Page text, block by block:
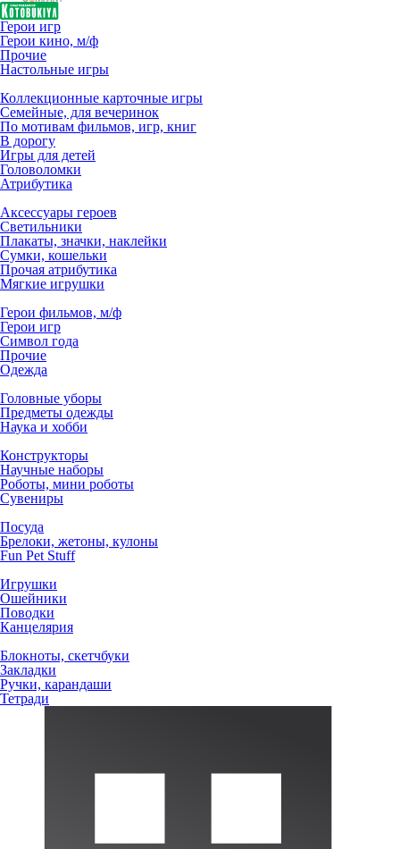
Герои игр
Герои кино, м/ф
Прочие
Настольные игры
Коллекционные карточные игры
Семейные, для вечеринок
По мотивам фильмов, игр, книг
В дорогу
Игры для детей
Головоломки
Атрибутика
Аксессуары героев
Светильники
Плакаты, значки, наклейки
Сумки, кошельки
Прочая атрибутика
Мягкие игрушки
Герои фильмов, м/ф
Герои игр
Символ года
Прочие
Одежда
Головные уборы
Предметы одежды
Наука и хобби
Конструкторы
Научные наборы
Роботы, мини роботы
Сувениры
Посуда
Брелоки, жетоны, кулоны
Fun Pet Stuff
Игрушки
Ошейники
Поводки
Канцелярия
Блокноты, скетчбуки
Закладки
Ручки, карандаши
Тетради